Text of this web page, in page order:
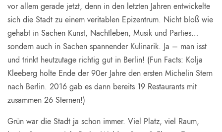
vor allem gerade jetzt, denn in den letzten Jahren entwickelte
sich die Stadt zu einem veritablen Epizentrum. Nicht bloß wie
gehabt in Sachen Kunst, Nachtleben, Musik und Parties…
sondern auch in Sachen spannender Kulinarik. Ja – man isst
und trinkt heutzutage richtig gut in Berlin! (Fun Facts: Kolja
Kleeberg holte Ende der 90er Jahre den ersten Michelin Stern
nach Berlin. 2016 gab es dann bereits 19 Restaurants mit
zusammen 26 Sternen!)
Grün war die Stadt ja schon immer. Viel Platz, viel Raum,